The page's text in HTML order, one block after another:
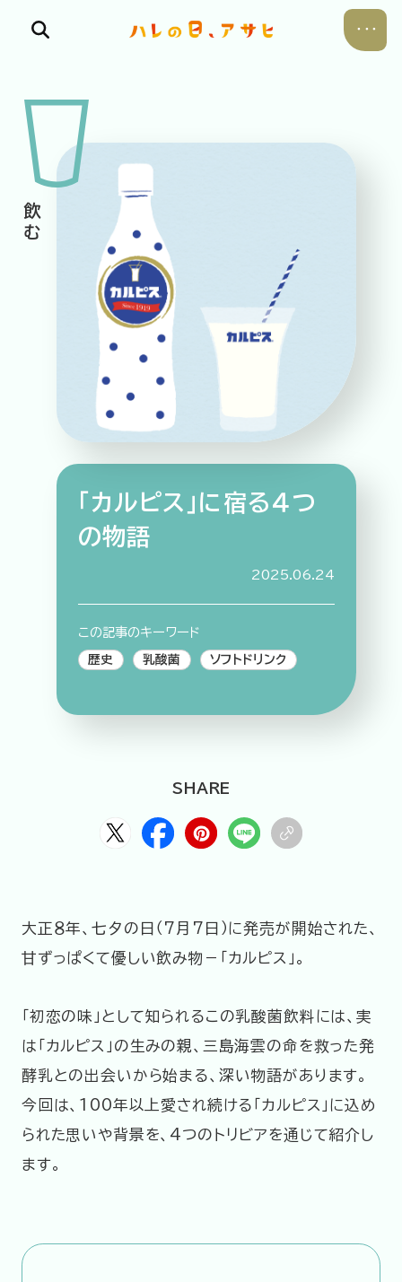
食べる
飲む
暮らす
遊ぶ
考える
特集記事 連載 アサヒの人 歴史
夏のビール特集2025
ウイスキー
おでかけ 池波正太郎
みんなで乾杯 アサヒのひと図鑑
スマホ写真
HOME ABOUT ARTICLE
公式Xアカウント
「カルピス」に宿る４つ
の物語
2025.06.24
この記事のキーワード
歴史 乳酸菌 ソフトドリンク
SHARE
大正８年、七夕の日（7月7日）に発売が開始された、
甘ずっぱくて優しい飲み物－「カルピス」。
「初恋の味」として知られるこの乳酸菌飲料には、実
は「カルピス」の生みの親、三島海雲の命を救った発
酵乳との出会いから始まる、深い物語があります。
今回は、100年以上愛され続ける「カルピス」に込め
られた思いや背景を、4つのトリビアを通じて紹介し
ます。